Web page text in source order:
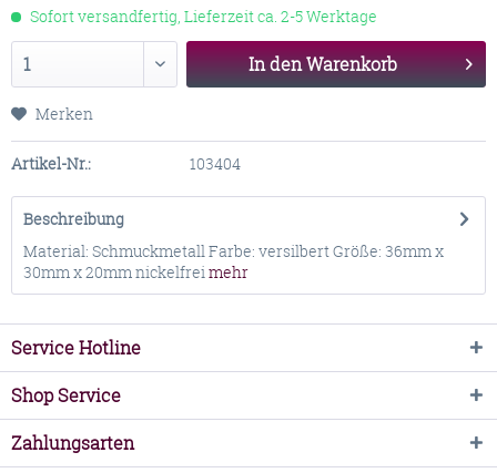
Sofort versandfertig, Lieferzeit ca. 2-5 Werktage
In denWarenkorb
Merken
Artikel-Nr.: 103404
Beschreibung
Material: Schmuckmetall Farbe: versilbert Größe: 36mm x
30mm x 20mm nickelfreimehr
Service Hotline
Shop Service
Zahlungsarten